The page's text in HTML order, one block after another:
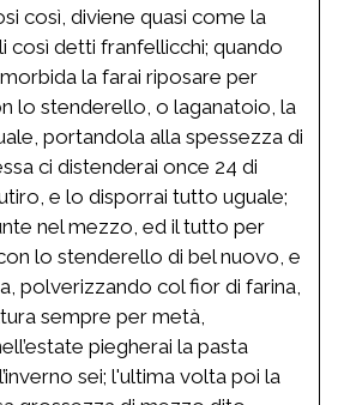
così, diviene quasi come la
così detti franfellicchi; quando
la farai riposare per
lo stenderello, o laganatoio, la
portandola alla spessezza di
ci distenderai once 24 di
e lo disporrai tutto uguale;
nel mezzo, ed il tutto per
lo stenderello di bel nuovo, e
polverizzando col fior di farina,
sempre per metà,
piegherai la pasta
sei; l'ultima volta poi la